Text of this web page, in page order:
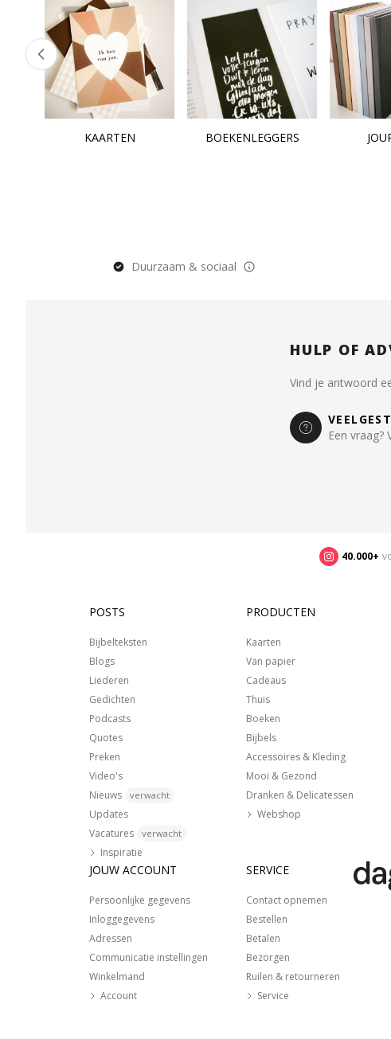
KAARTEN BOEKENLEGGERS
Duurzaam & sociaal
HULP OF
Vind je antwoord
Een vraag?
40.000+
POSTS
Bijbelteksten
Blogs
Liederen
Gedichten
Podcasts
Quotes
Preken
Video's
Nieuws
verwacht
Updates
Vacatures
verwacht
Inspiratie
PRODUCTEN
Kaarten
Van papier
Cadeaus
Thuis
Boeken
Bijbels
Accessoires & Kleding
Mooi & Gezond
Dranken & Delicatessen
Webshop
JOUW ACCOUNT
Persoonlijke gegevens
Inloggegevens
Adressen
Communicatie instellingen
Winkelmand
Account
SERVICE
Contact opnemen
Bestellen
Betalen
Bezorgen
Ruilen & retourneren
Service